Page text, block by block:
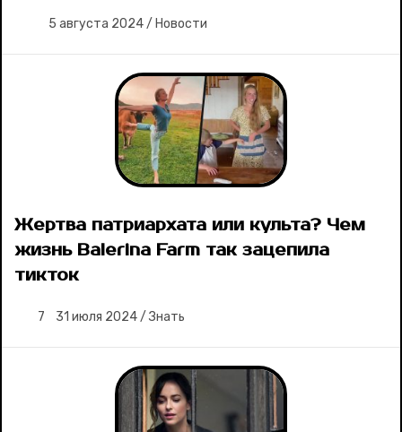
5 августа 2024/ Новости
Жертва патриархата или культа? Чем
жизнь Balerina Farm так зацепила
тикток
7 31 июля 2024/ Знать